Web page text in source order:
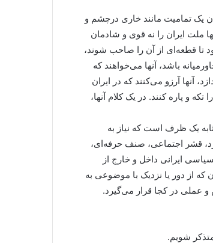
یک تمامیت مانند خاری درچشم و
ملت ایران را نه قوی و شادمان
تا قطعه‌ای از آن را صاحب شوند،
باشد، آنها می‌خواهند که
آنها آرزو می‌کنند که در ایران
و پاره کنند. در یک کلام آنها،
یک ظرف است که نیاز به
قشر اجتماعی، صنف حرفه‌ای،
ایرانی داخل و خارج از
که از دور یا نزدیک با موضوعی به
عملی در کجا قرار می‌گیرد.
شویم.